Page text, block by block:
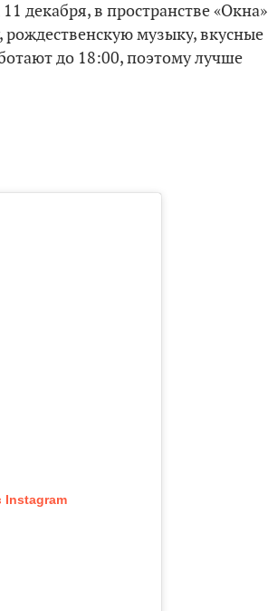
декабря, в пространстве «Окна»
музыку, вкусные
до 18:00, поэтому лучше
Instagram